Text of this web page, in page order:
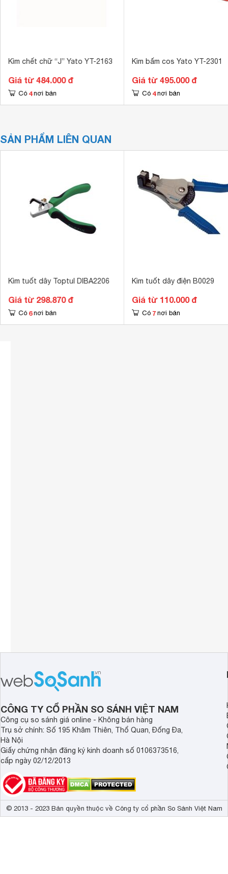
Kìm chết chữ “J” Yato YT-2163
Giá từ 484.000 đ
Có 4 nơi bán
Kìm bấm cos Yato YT-2301
Giá từ 495.000 đ
Có 4 nơi bán
SẢN PHẨM LIÊN QUAN
Kìm tuốt dây Toptul DIBA2206
Giá từ 298.870 đ
Có 6 nơi bán
Kìm tuốt dây điện B0029
Giá từ 110.000 đ
Có 7 nơi bán
CÔNG TY CỔ PHẦN SO SÁNH VIỆT NAM
Công cụ so sánh giá online - Không bán hàng
Trụ sở chính: Số 195 Khâm Thiên, Thổ Quan, Đống Đa,
Hà Nội
Giấy chứng nhận đăng ký kinh doanh số 0106373516,
cấp ngày 02/12/2013
© 2013 - 2023 Bản quyền thuộc về Công ty cổ phần So Sánh Việt Nam